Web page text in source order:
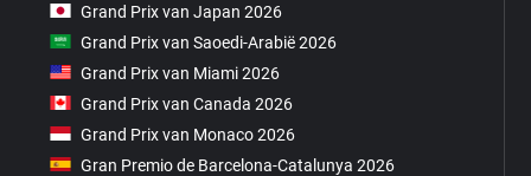
Grand Prix van Japan 2026
Grand Prix van Saoedi-Arabië 2026
Grand Prix van Miami 2026
Grand Prix van Canada 2026
Grand Prix van Monaco 2026
Gran Premio de Barcelona-Catalunya 2026